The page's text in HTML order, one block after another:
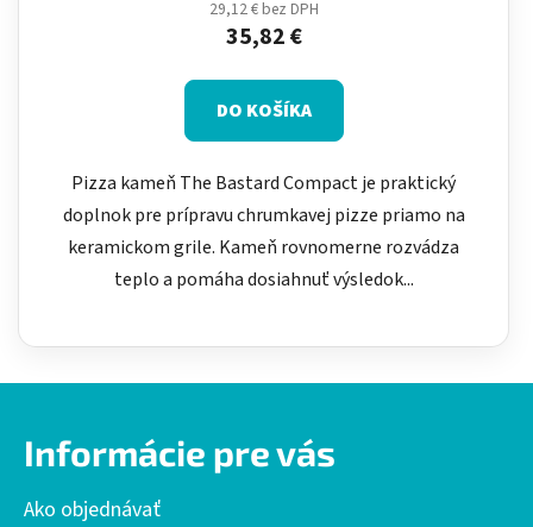
29,12 € bez DPH
35,82 €
DO KOŠÍKA
Pizza kameň The Bastard Compact je praktický
doplnok pre prípravu chrumkavej pizze priamo na
keramickom grile. Kameň rovnomerne rozvádza
teplo a pomáha dosiahnuť výsledok...
Informácie pre vás
Ako objednávať